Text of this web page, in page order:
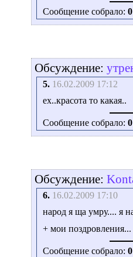
Сообщение собрало: 0
Обсуждение:
5. 16.02.2009 17:12
ех..красота то какая..
Сообщение собрало: 0
Обсуждение:
6. 16.02.2009 17:10
народ я ща умру.... я
+ мои поздровления...
Сообщение собрало: 0